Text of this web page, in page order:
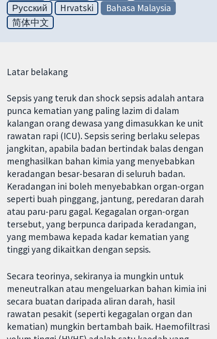
Русский
Hrvatski
Bahasa Malaysia
简体中文
Latar belakang
Sepsis yang teruk dan shock sepsis adalah antara
punca kematian yang paling lazim di dalam
kalangan orang dewasa yang dimasukkan ke unit
rawatan rapi (ICU). Sepsis sering berlaku selepas
jangkitan, apabila badan bertindak balas dengan
menghasilkan bahan kimia yang menyebabkan
keradangan besar-besaran di seluruh badan.
Keradangan ini boleh menyebabkan organ-organ
seperti buah pinggang, jantung, peredaran darah
atau paru-paru gagal. Kegagalan organ-organ
tersebut, yang berpunca daripada keradangan,
yang membawa kepada kadar kematian yang
tinggi yang dikaitkan dengan sepsis.
Secara teorinya, sekiranya ia mungkin untuk
meneutralkan atau mengeluarkan bahan kimia ini
secara buatan daripada aliran darah, hasil
rawatan pesakit (seperti kegagalan organ dan
kematian) mungkin bertambah baik. Haemofiltrasi